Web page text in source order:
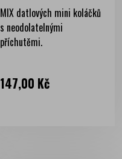
MIX datlových mini koláčků
s neodolatelnými
příchutěmi.
Cena
147,00 Kč